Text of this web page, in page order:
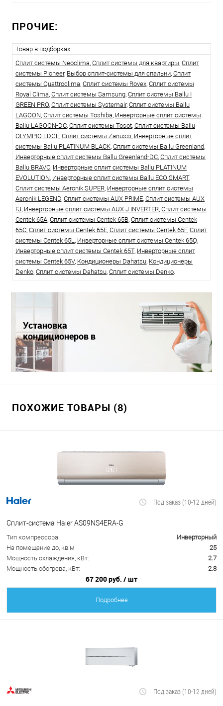
ПРОЧИЕ:
Товар в подборках
Сплит системы Neoclima, Сплит системы для квартиры, Сплит
системы Pioneer, Выбор сплит-системы для спальни, Сплит
системы Quattroclima, Сплит системы Rovex, Сплит системы
Royal Clima, Сплит системы Samsung, Сплит системы Ballu I
GREEN PRO, Сплит системы Systemair, Сплит системы Ballu
LAGOON, Сплит системы Toshiba, Инверторные сплит системы
Ballu LAGOON-DC, Сплит системы Tosot, Сплит системы Ballu
OLYMPIO EDGE, Сплит системы Zanussi, Инверторные сплит
системы Ballu PLATINUM BLACK, Сплит системы Ballu Greenland,
Инверторные сплит системы Ballu Greenland-DC, Сплит системы
Ballu BRAVO, Инверторные сплит системы Ballu PLATINUM
EVOLUTION, Инверторные сплит системы Ballu ECO SMART,
Сплит системы Aeronik SUPER, Инверторные сплит системы
Aeronik LEGEND, Сплит системы AUX PRIME, Сплит системы AUX
FJ, Инверторные сплит системы AUX J INVERTER, Сплит системы
Centek 65A, Сплит системы Centek 65B, Сплит системы Centek
65C, Сплит системы Centek 65E, Сплит системы Centek 65F, Сплит
системы Centek 65L, Инверторные сплит системы Centek 65Q,
Инверторные сплит системы Centek 65T, Инверторные сплит
системы Centek 65V, Кондиционеры Dahatsu, Кондиционеры
Denko, Сплит системы Dahatsu, Сплит системы Denko.
Установка
кондиционеров в
Краснодаре
ПОХОЖИЕ ТОВАРЫ (8)
Под заказ (10-12 дней)
Сплит-система Haier AS09NS4ERA-G
Тип компрессора
Инверторный
На помещение до, кв.м
25
Мощность охлаждения, кВт:
2.7
Мощность обогрева, кВт:
2.8
67 200 руб. / шт
Подробнее
Под заказ (10-12 дней)